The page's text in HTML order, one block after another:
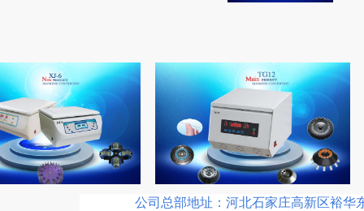
公司总部地址：河北石家庄高新区裕华